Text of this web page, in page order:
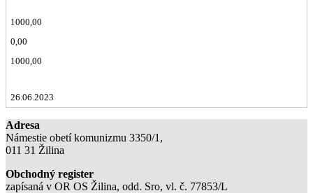
1000,00
0,00
1000,00
26.06.2023
Adresa
Námestie obetí komunizmu 3350/1,
011 31 Žilina
Obchodný register
zapísaná v OR OS Žilina, odd. Sro, vl. č. 77853/L